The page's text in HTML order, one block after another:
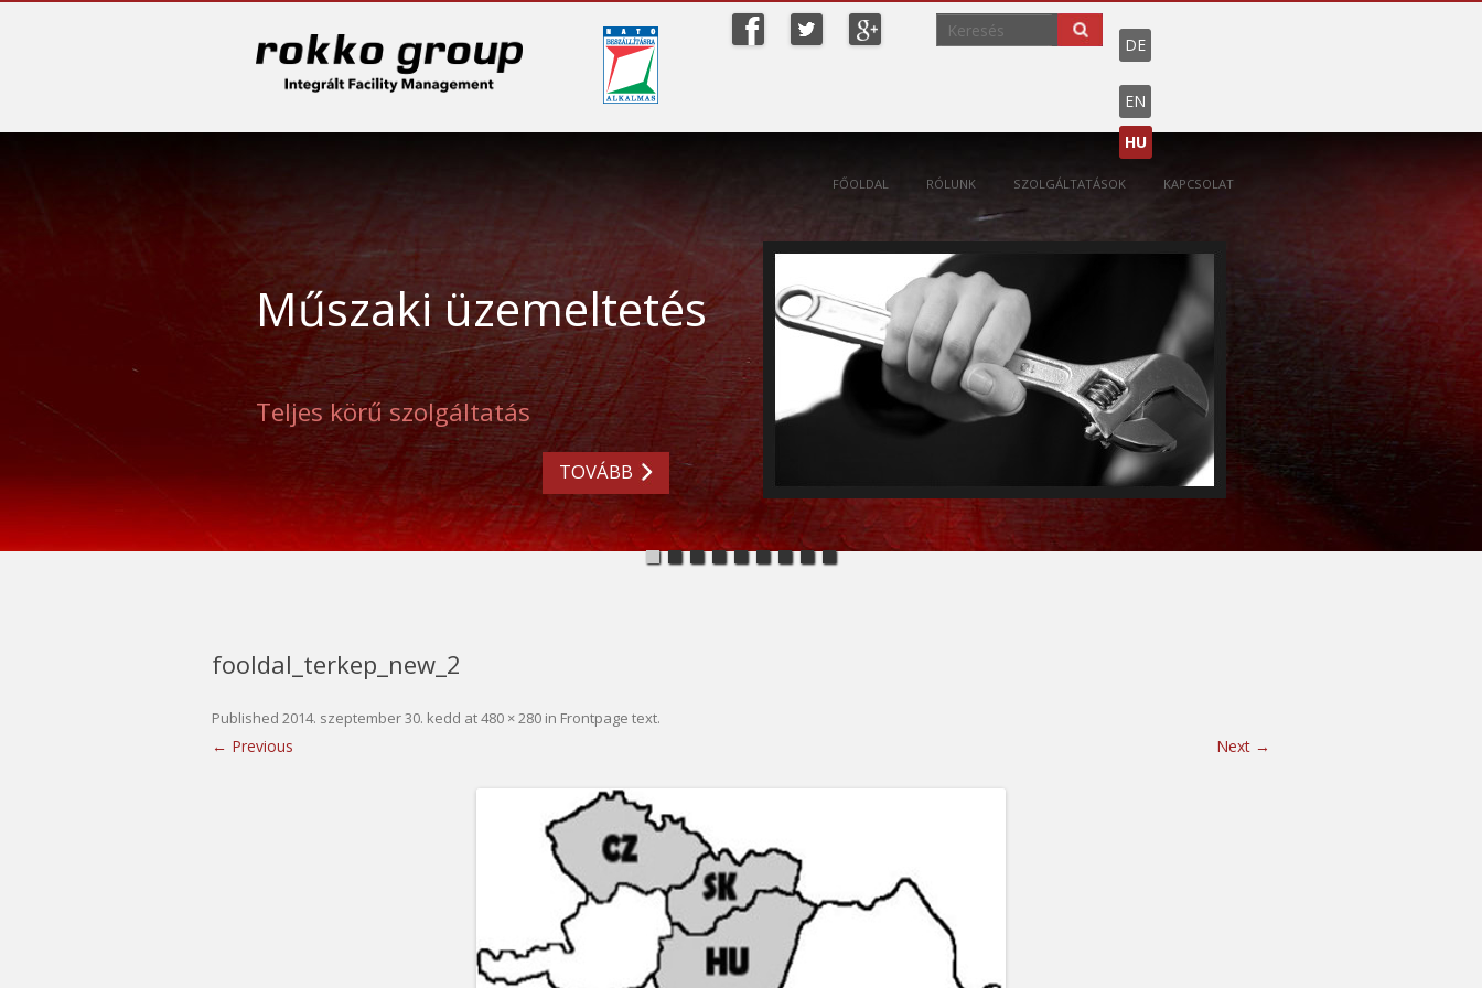
DE
EN
HU
FŐOLDAL RÓLUNK SZOLGÁLTATÁSOK
MŰSZAKI ÜZEMELTETÉS
TAKARÍTÁS
BIZTONSÁGI SZOLGÁLTATÁS
KERTÉSZET
ÉTKEZTETÉS
KAPCSOLAT
Műszaki üzemeltetés
Teljes körű szolgáltatás
TOVÁBB
fooldal_terkep_new_2
Published 2014. szeptember 30. kedd at480 × 280 in Frontpage text.
← Previous Next →